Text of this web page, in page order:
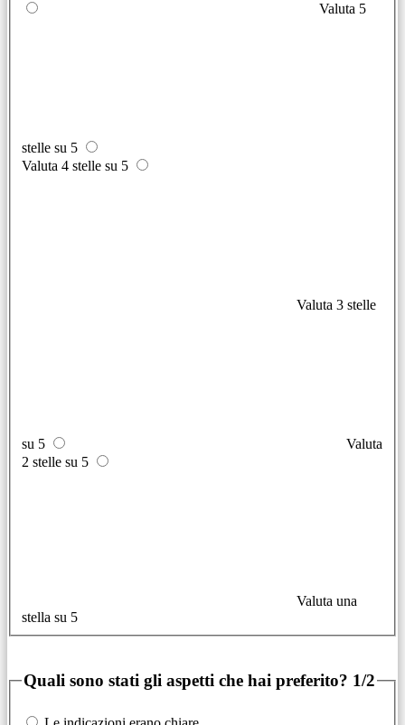
Valuta 5
stelle su 5
Valuta 4 stelle su 5
Valuta 3 stelle
su 5
Valuta
2 stelle su 5
Valuta una
stella su 5
Quali sono stati gli aspetti che hai preferito? 1/2